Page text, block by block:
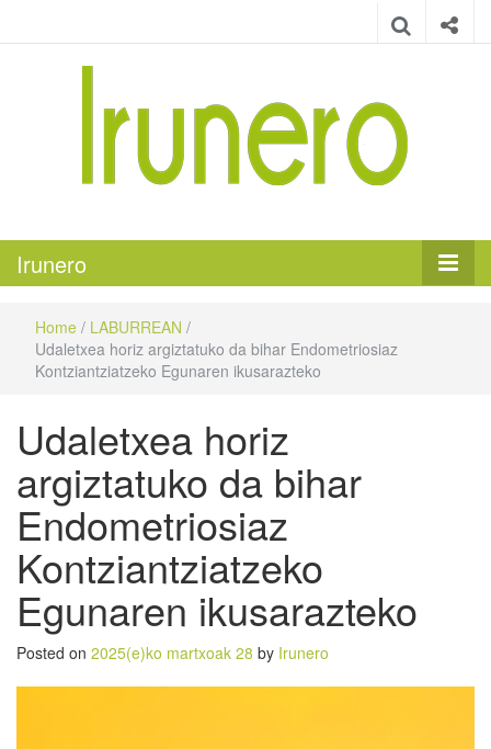
Irunero
Home / LABURREAN /
Udaletxea horiz argiztatuko da bihar Endometriosiaz
Kontziantziatzeko Egunaren ikusarazteko
Udaletxea horiz
argiztatuko da bihar
Endometriosiaz
Kontziantziatzeko
Egunaren ikusarazteko
Posted on 2025(e)ko martxoak 28 by Irunero